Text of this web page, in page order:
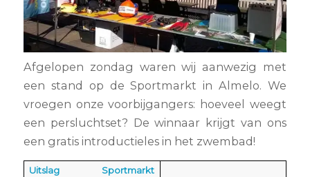
Afgelopen zondag waren wij aanwezig met
een stand op de Sportmarkt in Almelo. We
vroegen onze voorbijgangers: hoeveel weegt
een persluchtset? De winnaar krijgt van ons
een gratis introductieles in het zwembad!
Uitslag Sportmarkt